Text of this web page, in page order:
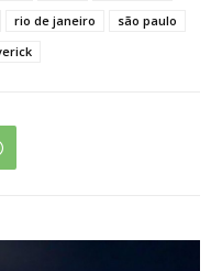
rio de janeiro
são paulo